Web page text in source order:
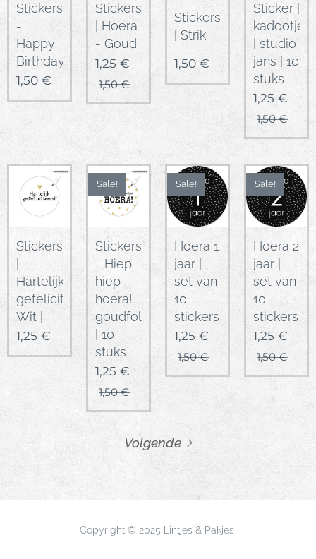
Stickers
-
Happy
Birthday
1,50 €
Stickers
| Hoera
- Goud
1,25 €
1,50€
Stickers
| Strik
1,50 €
Sticker |
kadootje
| studio
jans | 10
stuks
1,25 €
1,50€
Stickers
Hartelijk
gefeliciteerd!
Wit |
1,25 €
Stickers
- Hiep
hiep
hoera!
goudfolie
| 10
stuks
Sale!
1,25 €
1,50€
Hoera 1
jaar |
set van
10
stickers
Sale!
1,25 €
1,50€
Hoera 2
jaar |
set van
10
stickers
Sale!
1,25 €
1,50€
Volgende
Copyright © 2025 Lintjes & Pakjes